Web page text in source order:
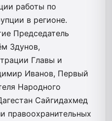
работы по
в регионе.
Председатель
Здунов,
Главы и
Иванов, Первый
Народного
Сайгидахмед
правоохранительных